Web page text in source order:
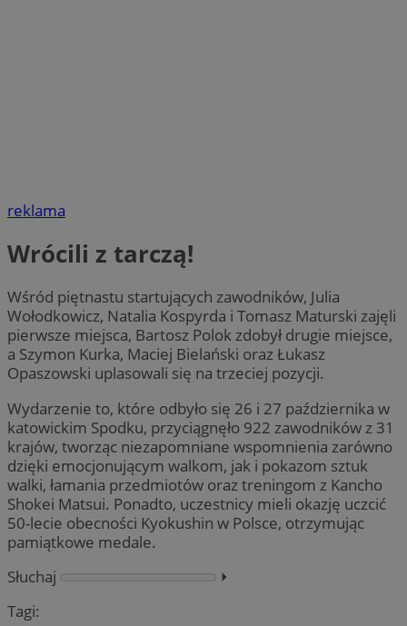
reklama
Wrócili z tarczą!
Wśród piętnastu startujących zawodników, Julia
Wołodkowicz, Natalia Kospyrda i Tomasz Maturski zajęli
pierwsze miejsca, Bartosz Polok zdobył drugie miejsce,
a Szymon Kurka, Maciej Bielański oraz Łukasz
Opaszowski uplasowali się na trzeciej pozycji.
Wydarzenie to, które odbyło się 26 i 27 października w
katowickim Spodku, przyciągnęło 922 zawodników z 31
krajów, tworząc niezapomniane wspomnienia zarówno
dzięki emocjonującym walkom, jak i pokazom sztuk
walki, łamania przedmiotów oraz treningom z Kancho
Shokei Matsui. Ponadto, uczestnicy mieli okazję uczcić
50-lecie obecności Kyokushin w Polsce, otrzymując
pamiątkowe medale.
Słuchaj
⏵︎
Tagi: